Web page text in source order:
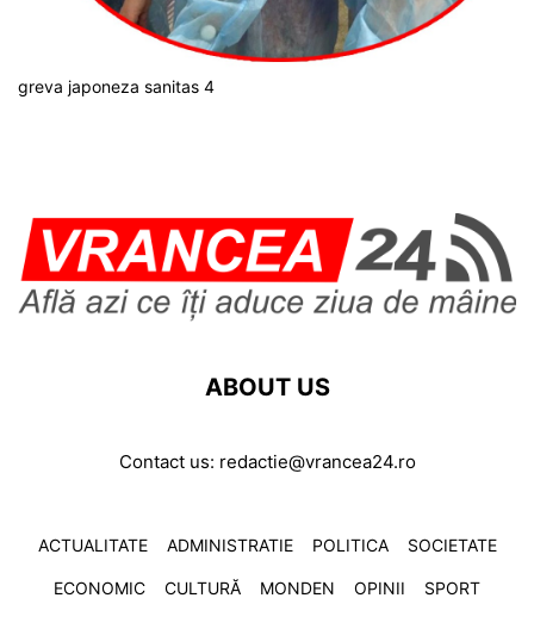
greva japoneza sanitas 4
ABOUT US
Contact us: redactie@vrancea24.ro
ACTUALITATE ADMINISTRATIE POLITICA SOCIETATE
ECONOMIC CULTURĂ MONDEN OPINII SPORT